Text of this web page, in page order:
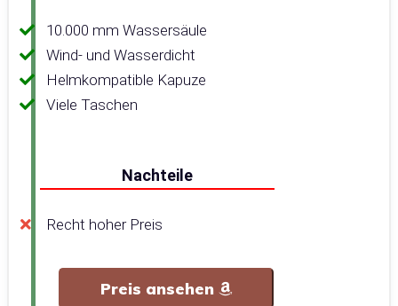
10.000 mm Wassersäule
Wind- und Wasserdicht
Helmkompatible Kapuze
Viele Taschen
Nachteile
Recht hoher Preis
Preis ansehen